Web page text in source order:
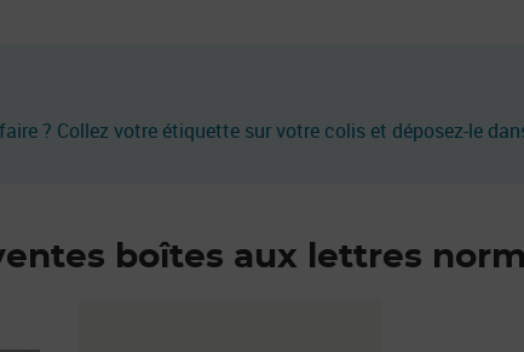
? Collez votre étiquette sur votre colis et déposez-le
boîtes aux lettres